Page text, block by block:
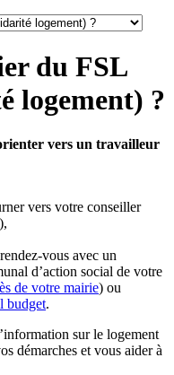
du FSL
logement) ?
vers un travailleur
vers votre conseiller
vous avec un
d’action social de votre
de votre mairie) ou
budget.
sur le logement
démarches et vous aider à